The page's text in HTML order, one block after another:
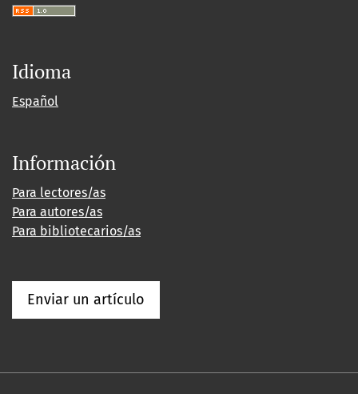
Idioma
Español
Información
Para lectores/as
Para autores/as
Para bibliotecarios/as
Enviar un artículo